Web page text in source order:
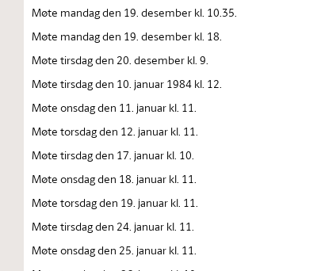
Møte mandag den 19. desember kl. 10.35.
Møte mandag den 19. desember kl. 18.
Møte tirsdag den 20. desember kl. 9.
Møte tirsdag den 10. januar 1984 kl. 12.
Møte onsdag den 11. januar kl. 11.
Møte torsdag den 12. januar kl. 11.
Møte tirsdag den 17. januar kl. 10.
Møte onsdag den 18. januar kl. 11.
Møte torsdag den 19. januar kl. 11.
Møte tirsdag den 24. januar kl. 11.
Møte onsdag den 25. januar kl. 11.